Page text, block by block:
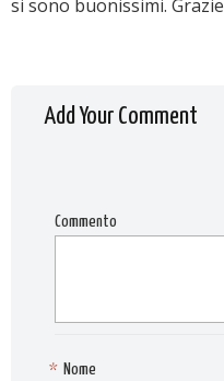
si sono buonissimi. Grazie
Add Your Comment
Commento
Nome
*